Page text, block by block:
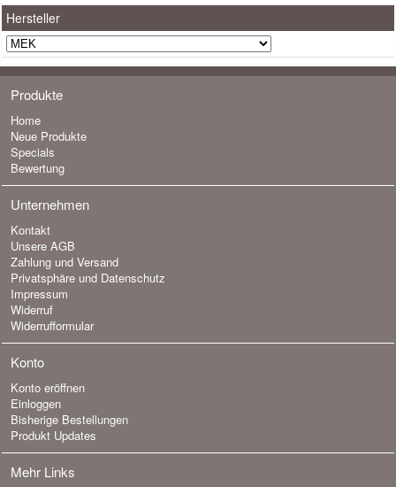
Hersteller
Produkte
Home
Neue Produkte
Specials
Bewertung
Unternehmen
Kontakt
Unsere AGB
Zahlung und Versand
Privatsphäre und Datenschutz
Impressum
Widerruf
Widerrufformular
Konto
Konto eröffnen
Einloggen
Bisherige Bestellungen
Produkt Updates
Mehr Links